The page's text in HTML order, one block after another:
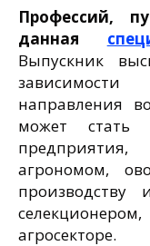
Профессий,
данная
Выпускник
направления
может стать
агрономом,
производству
агросекторе.